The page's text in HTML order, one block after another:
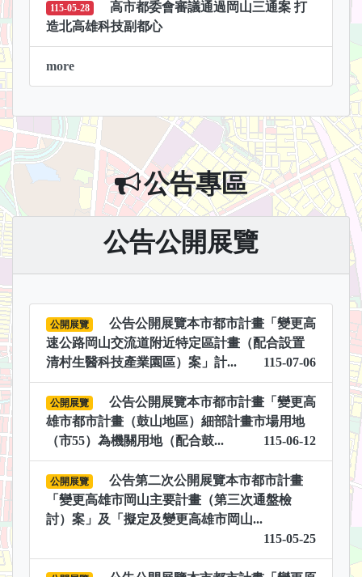
115-05-28
高市都委會審議通過岡山三通案 打
造北高雄科技副都心
more
公告專區
公告公開展覽
公開展覽
公告公開展覽本市都市計畫「變更高
速公路岡山交流道附近特定區計畫（配合設置
清村生醫科技產業園區）案」計...
115-07-06
公開展覽
公告公開展覽本市都市計畫「變更高
雄市都市計畫（鼓山地區）細部計畫市場用地
（市55）為機關用地（配合鼓...
115-06-12
公開展覽
公告第二次公開展覽本市都市計畫
「變更高雄市岡山主要計畫（第三次通盤檢
討）案」及「擬定及變更高雄市岡山...
115-05-25